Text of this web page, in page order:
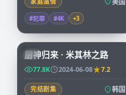
#犯罪 #4K +3
KR
58:31
厨神归来 · 米其林之路
77.8K 2024-06-08 7.2
完结剧集 韩国